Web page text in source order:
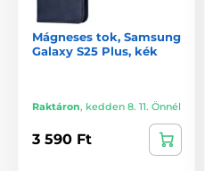
Mágneses tok, Samsung
Galaxy S25 Plus, kék
Raktáron, kedden 8. 11. Önnél
3 590 Ft